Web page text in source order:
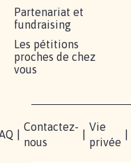
Partenariat et
fundraising
Les pétitions
proches de chez
vous
Contactez-
nous
Vie
privée